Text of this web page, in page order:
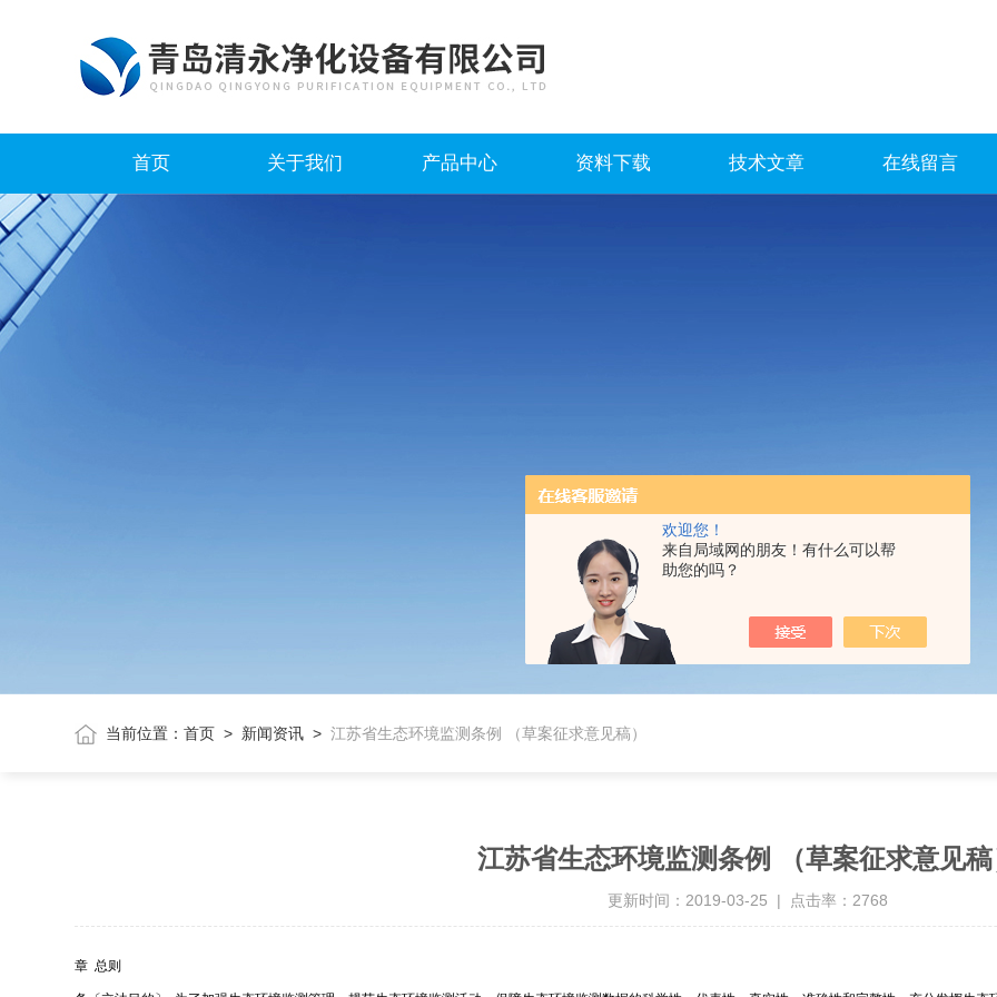
欢迎您！
来自局域网的朋友！有什么可以帮
助您的吗？
首页 关于我们 产品中心 资料下载 技术文章 在线留言
当前位置：首页 > 新闻资讯 >江苏省生态环境监测条例 （草案征求意见稿）
江苏省生态环境监测条例 （草案征求意见
更新时间：2019-03-25 | 点击率：2768
章 总则